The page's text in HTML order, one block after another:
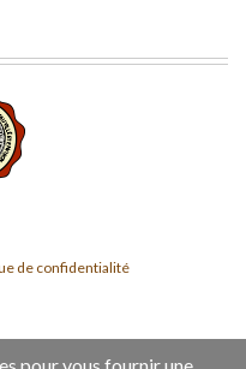
de confidentialité